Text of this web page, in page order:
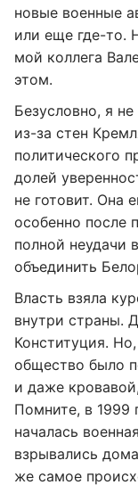
новые военные
или еще где-то.
мой коллега
этом.
Безусловно, я
из-за стен
политического
долей
не готовит. Она
особенно после
полной неудачи
объединить
Власть взяла
внутри страны.
Конституция.
общество было
и даже
Помните, в 1999
началась
взрывались
же самое